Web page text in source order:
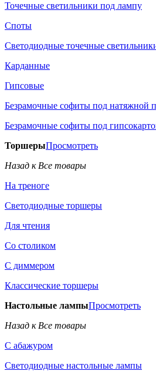
Точечные светильники под лампу
Споты
Светодиодные точечные
Карданные
Гипсовые
Безрамочные софиты под натяжной
Безрамочные софиты под
ТоршерыПросмотреть
Назад к Все товары
На треноге
Светодиодные торшеры
Для чтения
Со столиком
С диммером
Классические торшеры
Настольные лампыПросмотреть
Назад к Все товары
С абажуром
Светодиодные настольные лампы